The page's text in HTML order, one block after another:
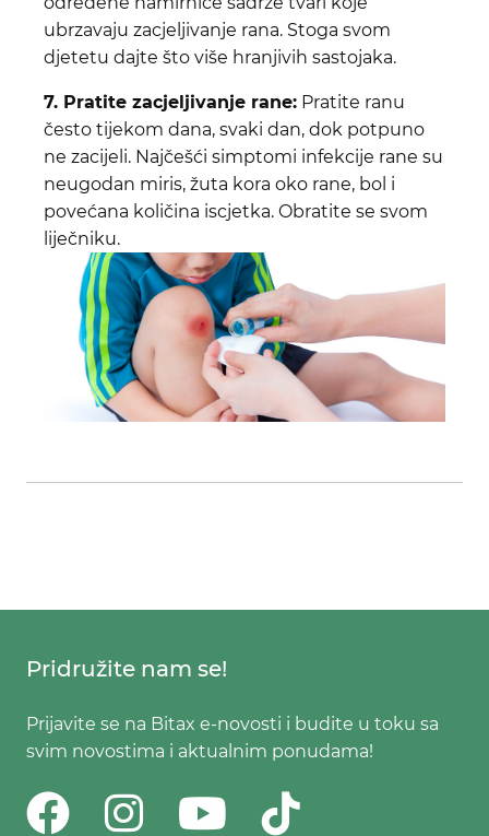
ubrzavaju zacjeljivanje rana. Stoga svom
djetetu dajte što više hranjivih sastojaka.
7. Pratite zacjeljivanje rane:Pratite ranu
često tijekom dana, svaki dan, dok potpuno
ne zacijeli. Najčešći simptomi infekcije rane su
neugodan miris, žuta kora oko rane, bol i
povećana količina iscjetka. Obratite se svom
liječniku.
Pridružite nam se!
Prijavite se na Bitax e-novosti i budite u toku sa
svim novostima i aktualnim ponudama!